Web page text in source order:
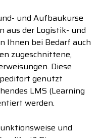
und Aufbaukurse
aus der Logistik- und
Ihnen bei Bedarf auch
zugeschnittene,
Diese
genutzt
LMS (Learning
werden.
und